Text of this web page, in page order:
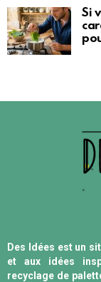
Si
Des Idées est un
et aux idées
recyclage de